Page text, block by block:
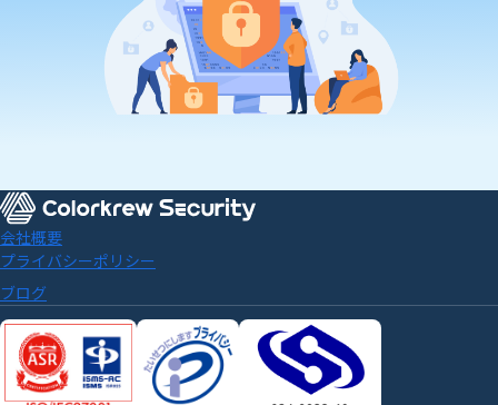
会社概要
プライバシーポリシー
ブログ